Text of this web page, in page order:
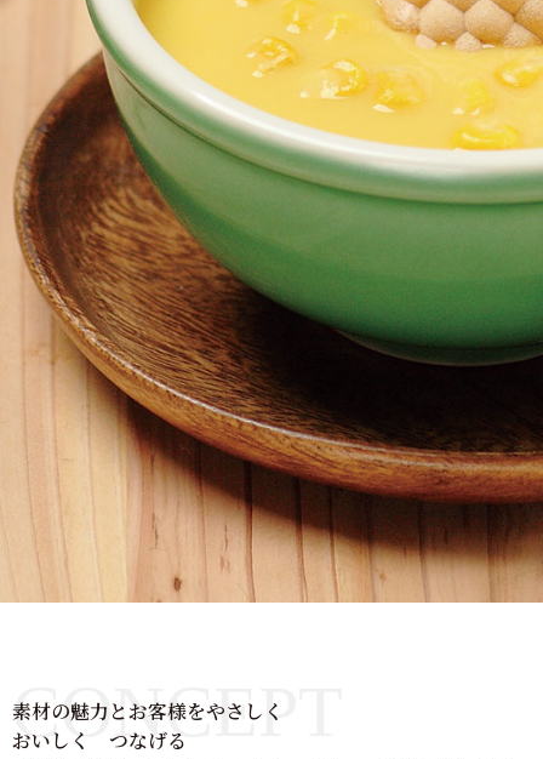
CONCEPT
素材の魅力とお客様をやさしく
おいしく つなげる